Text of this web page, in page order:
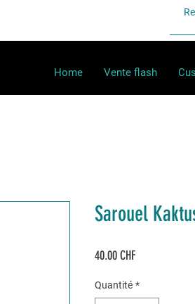
Home Vente flash
Sarouel
40.00 CHFPrix
Quantité *